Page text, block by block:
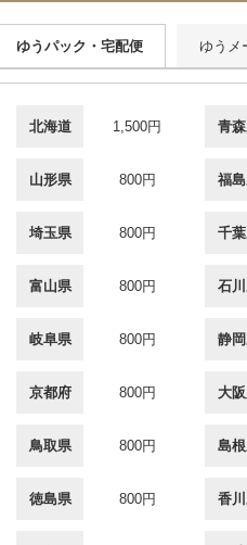
ゆうパック・宅配便 ゆうメ
北海道 1,500円 青
山形県 800円 福
埼玉県 800円 千
富山県 800円 石
岐阜県 800円 静
京都府 800円 大
鳥取県 800円 島
徳島県 800円 香